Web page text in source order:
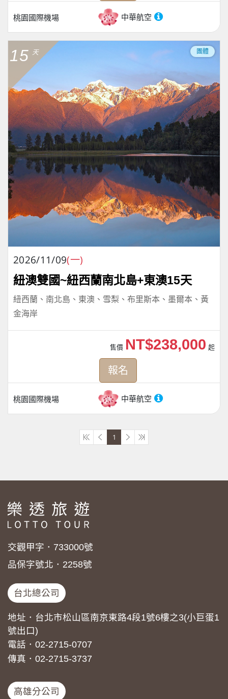
桃園國際機場 中華航空
15 天 團體
2026/11/09(一)
紐澳雙國~紐西蘭南北島+東澳15天
紐西蘭、南北島、東澳、雪梨、布里斯本、墨爾本、黃
金海岸
桃園國際機場 中華航空
售價 NT$238,000 起
報名
1
交觀甲字．733000號
品保字號北．2258號
台北總公司
地址．台北市松山區南京東路4段1號6樓之3(小巨蛋1
號出口)
電話．02-2715-0707
傳真．02-2715-3737
高雄分公司